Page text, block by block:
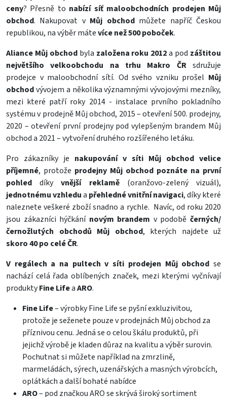
ceny? Přesně to nabízí síť maloobchodních prodejen Můj
obchod. Nakupovat vMůj obchodmůžete napříč Českou
republikou, na výběr mátevíce než 500 poboček.
Aliance Můj obchodbyla založena roku 2012a pod záštitou
největšího velkoobchodu na trhu Makro
ČRsdružuje
prodejce v maloobchodní sítí. Od svého vzniku prošel Můj
obchodvývojem a několika významnými vývojovými mezníky,
mezi které patří roky 2014 - instalace prvního pokladního
systému v prodejně Můj obchod, 2015 – otevření 500. prodejny,
2020 – otevření první prodejny pod vylepšeným brandem Můj
obchod a 2021 – vytvoření druhého rozšířeného letáku.
Pro zákazníky je nakupování v síti Můj obchod velice
příjemné, protože prodejny Můj obchod poznáte na první
pohled díkyvnější reklamě(oranžovo-zelený vizuál),
jednotnému vzhledua přehledné vnitřní navigaci, díky které
naleznete veškeré zboží snadno a rychle. Navíc, od roku 2020
jsou zákazníci hýčkání novým brandem v podoběčerných/
černožlutých obchodů Můj obchod, kterých najdete už
skoro 40 po celé ČR.
V regálech a na pultech v síti prodejen Můj obchod se
nachází celá řada oblíbených značek, mezi kterými vyčnívají
produktyFine LifeaARO.
Fine Life– výrobky Fine Life se pyšní exkluzivitou,
protože je seženete pouze v prodejnách Můj obchod za
příznivou cenu. Jedná se o celou škálu produktů, při
jejichž výrobě je kladen důraz na kvalitu a výběr surovin.
Pochutnat si můžete například na zmrzlině,
marmeládách, sýrech, uzenářských a masných výrobcích,
oplátkách a další bohaté nabídce
ARO– pod značkou ARO se skrývá široký sortiment